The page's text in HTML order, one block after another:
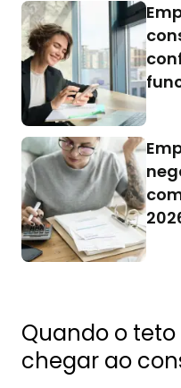
Quando o
chegar ao